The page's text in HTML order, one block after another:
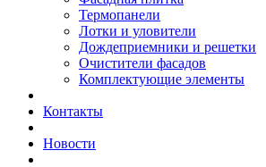
Термопанели
Лотки и уловители
Дождеприемники и решетки
Очистители фасадов
Комплектующие элементы
Контакты
Новости